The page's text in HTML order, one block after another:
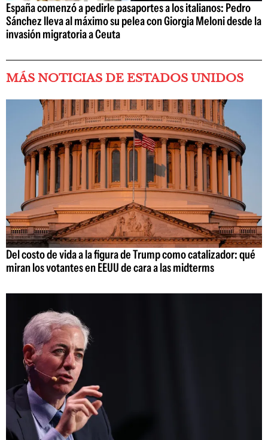
España comenzó a pedirle pasaportes a los italianos: Pedro
Sánchez lleva al máximo su pelea con Giorgia Meloni desde la
invasión migratoria a Ceuta
MÁS NOTICIAS DE ESTADOS UNIDOS
Del costo de vida a la figura de Trump como catalizador: qué
miran los votantes en EEUU de cara a las midterms